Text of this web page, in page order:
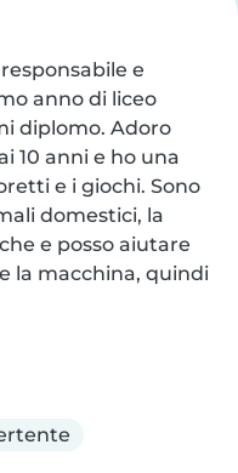
e
anno di liceo
diplomo. Adoro
10 anni e ho una
e i giochi. Sono
domestici, la
e posso aiutare
la macchina, quindi